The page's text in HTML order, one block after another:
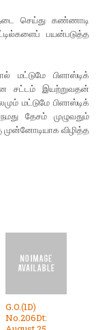
தடை செய்து கண்ணாடி
பயன்படுத்த
மட்டுமே பிளாஸ்டிக்
சட்டம் இயற்றுவதன்
மட்டுமே பிளாஸ்டிக்
தேசம் முழுவதும்
முன்னோடியாக விழித்த
G.O.(1D)
No.206Dt: